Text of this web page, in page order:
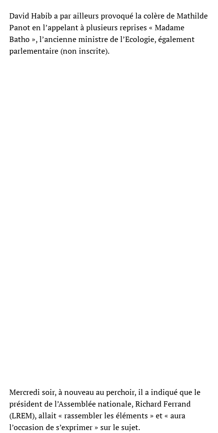
David Habib a par ailleurs provoqué la colère de Mathilde
Panot en l’appelant à plusieurs reprises « Madame
Batho », l’ancienne ministre de l’Ecologie, également
parlementaire (non inscrite).
Mercredi soir, à nouveau au perchoir, il a indiqué que le
président de l’Assemblée nationale, Richard Ferrand
(LREM), allait « rassembler les éléments » et « aura
l’occasion de s’exprimer » sur le sujet.